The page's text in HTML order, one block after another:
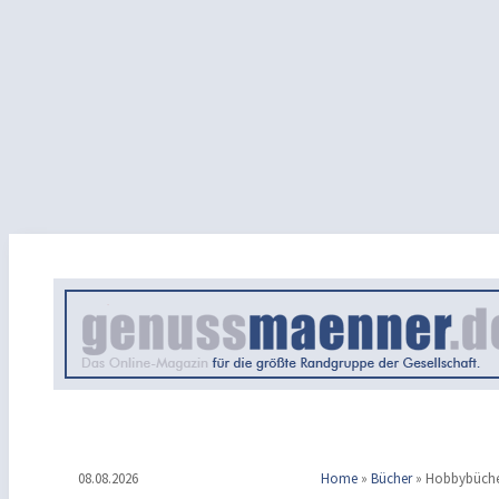
08.08.2026 Home » Bücher »